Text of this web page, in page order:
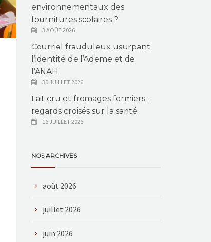
environnementaux des
fournitures scolaires ?
3 AOÛT 2026
Courriel frauduleux usurpant
l’identité de l’Ademe et de
l’ANAH
30 JUILLET 2026
Lait cru et fromages fermiers :
regards croisés sur la santé
16 JUILLET 2026
NOS ARCHIVES
août 2026
juillet 2026
juin 2026